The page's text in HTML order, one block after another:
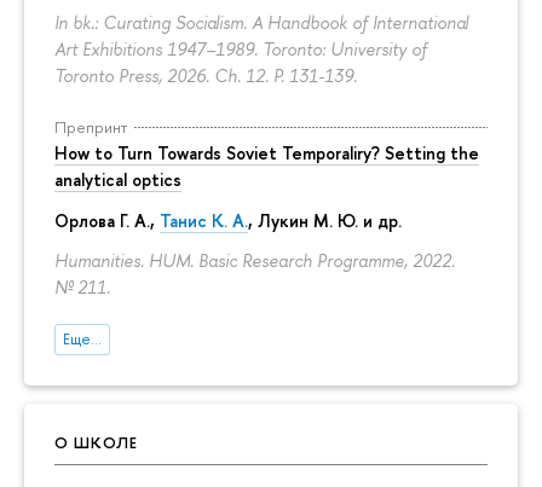
In bk.: Curating Socialism. A Handbook of International
Art Exhibitions 1947–1989. Toronto: University of
Toronto Press, 2026. Ch. 12. P. 131-139.
Препринт
How to Turn Towards Soviet Temporaliry? Setting the
analytical optics
Орлова Г. А., Танис К. А., Лукин М. Ю. и др.
Humanities. HUM. Basic Research Programme, 2022.
№ 211.
Еще...
О ШКОЛЕ